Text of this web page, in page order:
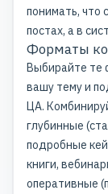
понимать, что
постах, а в
Форматы
Выбирайте те
вашу тему и
ЦА.
глубинные
подробные
книги,
оперативные